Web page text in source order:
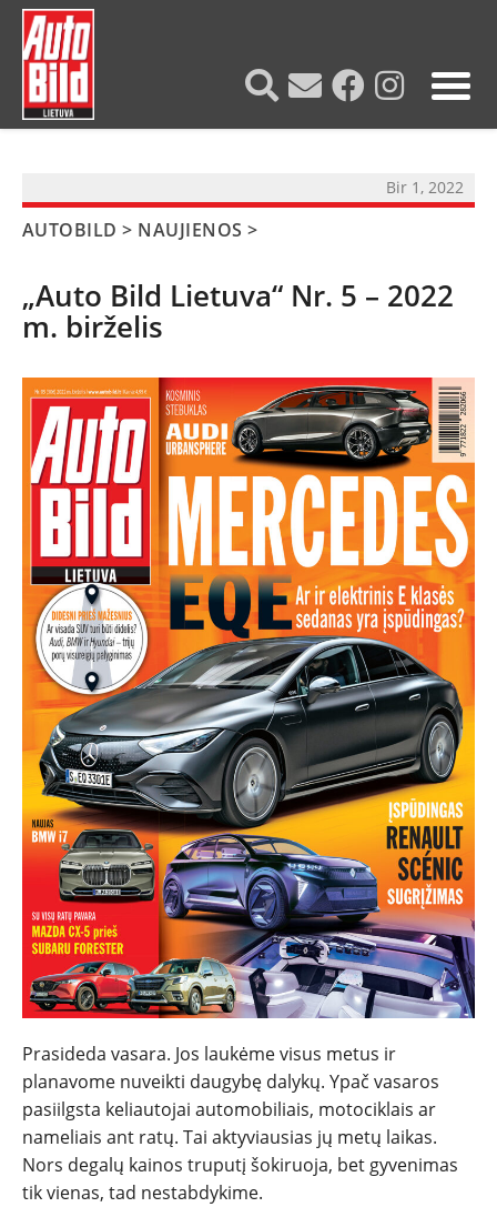
NAUJIENOS
TESTAI
NAUJI
NAUDOTI
REPORTAŽAI
SPORTAS
PATARIMAI
ĮVAIRENYBĖS
Bir 1, 2022
AUTOBILD > NAUJIENOS >
„Auto Bild Lietuva“ Nr. 5 – 2022
m. birželis
Prasideda vasara. Jos laukėme visus metus ir
planavome nuveikti daugybę dalykų. Ypač vasaros
pasiilgsta keliautojai automobiliais, motociklais ar
nameliais ant ratų. Tai aktyviausias jų metų laikas.
Nors degalų kainos truputį šokiruoja, bet gyvenimas
tik vienas, tad nestabdykime.